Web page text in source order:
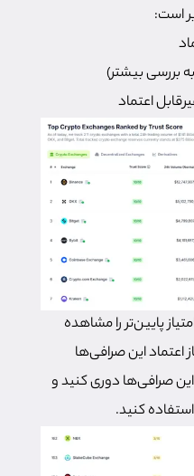
است:
پایین‌تر را مشاهده
اعتماد این صرافی‌ها
صرافی‌ها دوری کنید و